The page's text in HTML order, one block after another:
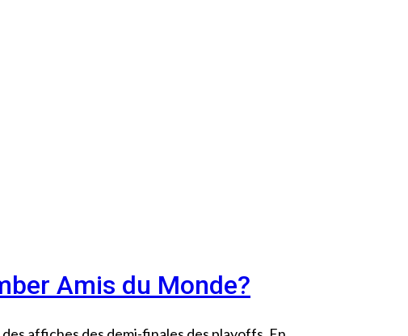
Amis du Monde?